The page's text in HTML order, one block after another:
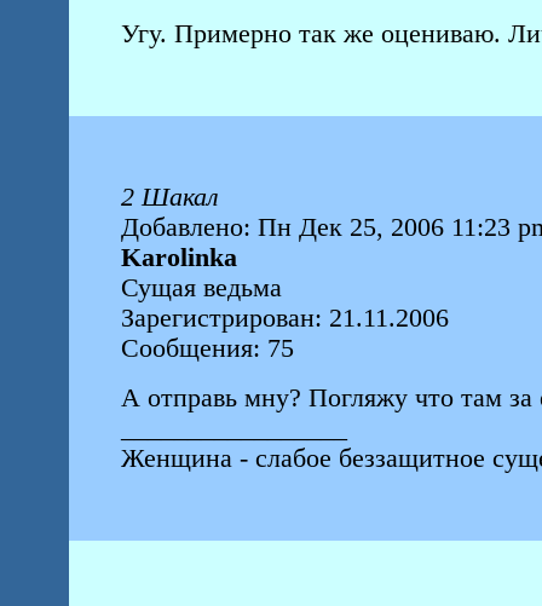
Угу. Примерно так же оцениваю.
2 Шакал
Добавлено: Пн Дек 25, 2006 11:23
Karolinka
Сущая ведьма
Зарегистрирован: 21.11.2006
Сообщения: 75
А отправь мну? Погляжу что там за
Женщина - слабое беззащитное